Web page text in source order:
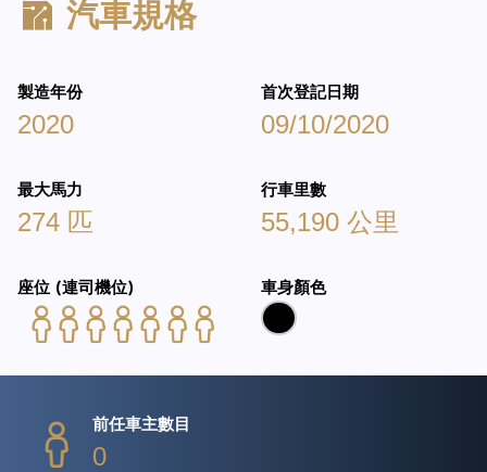
汽車規格
製造年份
2020
首次登記日期
09/10/2020
最大馬力
274 匹
行車里數
55,190 公里
座位 (連司機位) 車身顏色
前任車主數目
0